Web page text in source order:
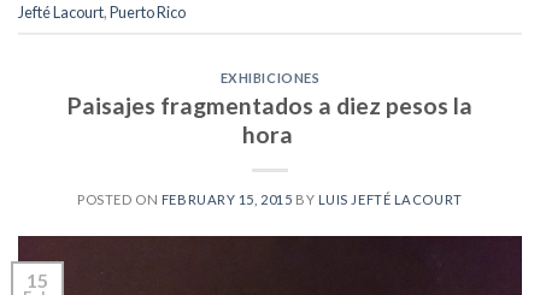
Jefté Lacourt,Puerto Rico
EXHIBICIONES
Paisajes fragmentados a diez pesos la
hora
POSTED ON FEBRUARY 15, 2015 BY LUIS JEFTÉ LACOURT
15